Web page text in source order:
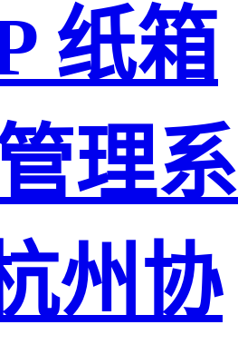
纸箱
理系
州协